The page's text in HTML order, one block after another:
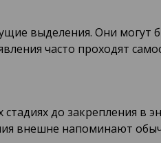
выделения. Они могут
часто проходят
до закрепления в
внешне напоминают